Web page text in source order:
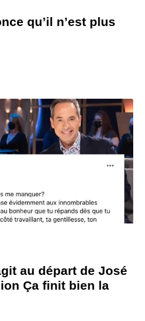
qu’il n’est plus
au départ de José
Ça finit bien la